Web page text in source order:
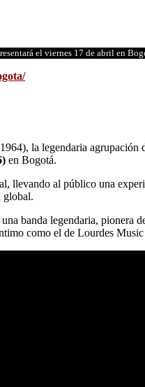
el viernes 17 de abril en
la legendaria agrupación
en Bogotá.
llevando al público una
global.
banda legendaria,
como el de Lourdes